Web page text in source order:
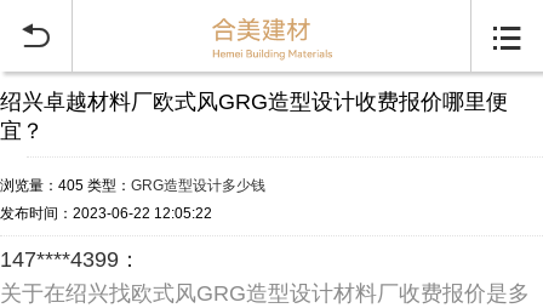
 
绍兴卓越材料厂欧式风GRG造型设计收费报价哪里便
宜？
浏览量：405 类型： GRG造型设计多少钱
发布时间：2023-06-22 12:05:22
147****4399：
关于在绍兴找欧式风GRG造型设计材料厂收费报价是多